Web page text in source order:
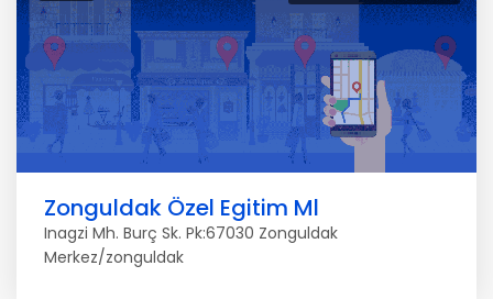
Zonguldak Özel Egitim Ml
Inagzi Mh. Burç Sk. Pk:67030 Zonguldak
Merkez/zonguldak